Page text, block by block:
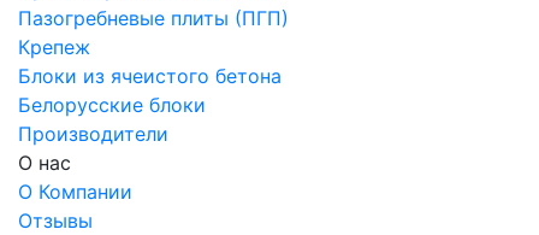
Пазогребневые плиты (ПГП)
Крепеж
Блоки из ячеистого бетона
Белорусские блоки
Производители
О нас
О Компании
Отзывы